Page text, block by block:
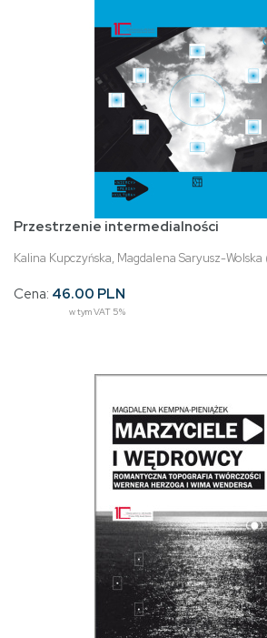
Przestrzenie intermedialności
Kalina Kupczyńska, Magdalena Saryusz-Wolska
Cena: 46.00 PLN
w tym VAT 5%